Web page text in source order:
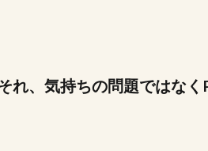
、気持ちの問題ではなく